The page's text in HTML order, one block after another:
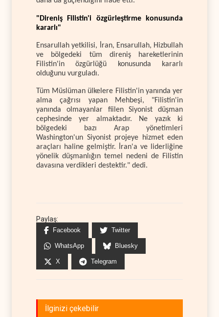
"Direniş Filistin'i özgürleştirme konusunda
kararlı"
Ensarullah yetkilisi, İran, Ensarullah, Hizbullah
ve bölgedeki tüm direniş hareketlerinin
Filistin'in özgürlüğü konusunda kararlı
olduğunu vurguladı.
Tüm Müslüman ülkelere Filistin'in yanında yer
alma çağrısı yapan Mehbeşi, "Filistin'in
yanında olmayanlar fiilen Siyonist düşman
cephesinde yer almaktadır. Ne yazık ki
bölgedeki bazı Arap yönetimleri
Washington'un Siyonist projeye hizmet eden
araçları haline gelmiştir. İran'a ve liderliğine
yönelik düşmanlığın temel nedeni de Filistin
davasına verdikleri destektir." dedi.
Paylaş:
Facebook Twitter
WhatsApp Bluesky
X Telegram
İlginizi çekebilir